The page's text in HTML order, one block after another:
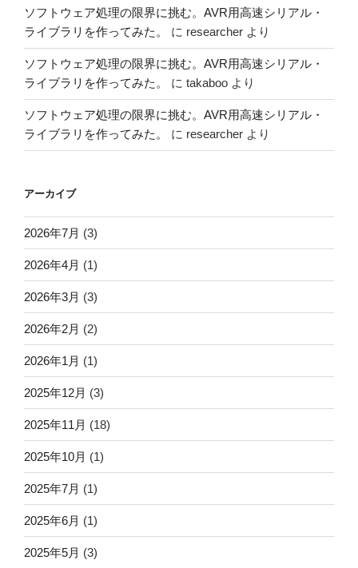
ソフトウェア処理の限界に挑む。AVR用高速シリアル・
ライブラリを作ってみた。
に researcher より
ソフトウェア処理の限界に挑む。AVR用高速シリアル・
ライブラリを作ってみた。
に takaboo より
ソフトウェア処理の限界に挑む。AVR用高速シリアル・
ライブラリを作ってみた。
に researcher より
アーカイブ
2026年7月 (3)
2026年4月 (1)
2026年3月 (3)
2026年2月 (2)
2026年1月 (1)
2025年12月 (3)
2025年11月 (18)
2025年10月 (1)
2025年7月 (1)
2025年6月 (1)
2025年5月 (3)